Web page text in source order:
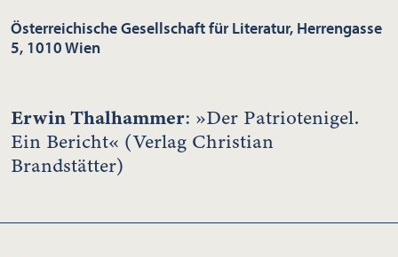
Österreichische Gesellschaft für Literatur, Herrengasse
5, 1010 Wien
Erwin Thalhammer: »Der Patriotenigel.
Ein Bericht« (Verlag Christian
Brandstätter)